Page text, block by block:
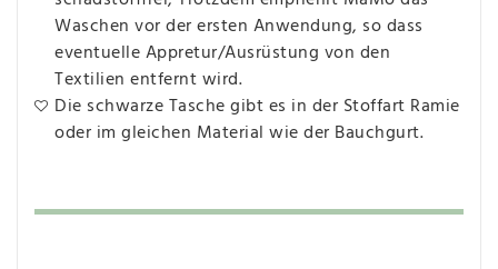
Waschen vor der ersten Anwendung, so dass
eventuelle Appretur/Ausrüstung von den
Textilien entfernt wird.
Die schwarze Tasche gibt es in der Stoffart Ramie
oder im gleichen Material wie der Bauchgurt.